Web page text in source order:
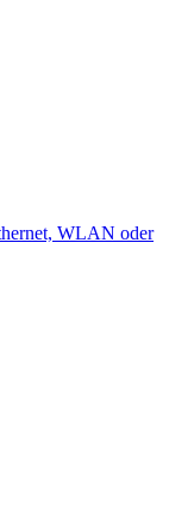
WLAN oder